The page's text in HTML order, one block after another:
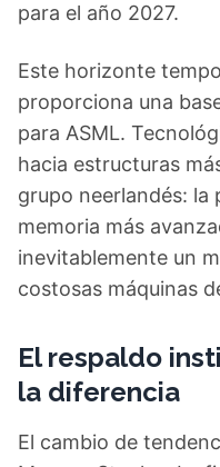
para el año 2027.
Este horizonte
proporciona una
para ASML.
hacia estructuras
grupo neerlandés: la
memoria más
inevitablemente un
costosas máquinas
El respaldo
la diferencia
El cambio de